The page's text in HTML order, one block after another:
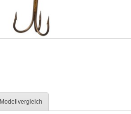
Modellvergleich